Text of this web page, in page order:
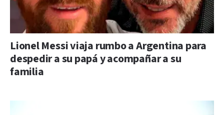
Lionel Messi viaja rumbo a Argentina para
despedir a su papá y acompañar a su
familia